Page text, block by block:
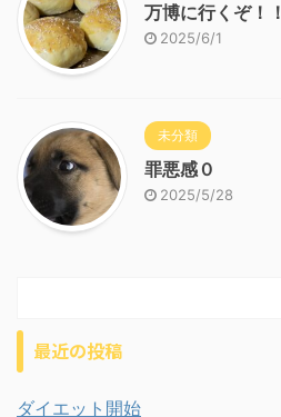
万博に行くぞ！！
2025/6/1
未分類
罪悪感０
2025/5/28
最近の投稿
ダイエット開始